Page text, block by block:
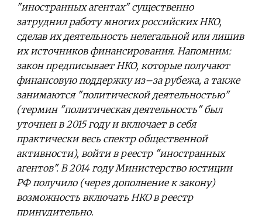
"иностранных агентах" существенно
затруднил работу многих российских НКО,
сделав их деятельность нелегальной или лишив
их источников финансирования. Напомним:
закон предписывает НКО, которые получают
финансовую поддержку из–за рубежа, а также
занимаются "политической деятельностью"
(термин "политическая деятельность" был
уточнен в 2015 году и включает в себя
практически весь спектр общественной
активности), войти в реестр "иностранных
агентов". В 2014 году Министерство юстиции
РФ получило (через дополнение к закону)
возможность включать НКО в реестр
принудительно.